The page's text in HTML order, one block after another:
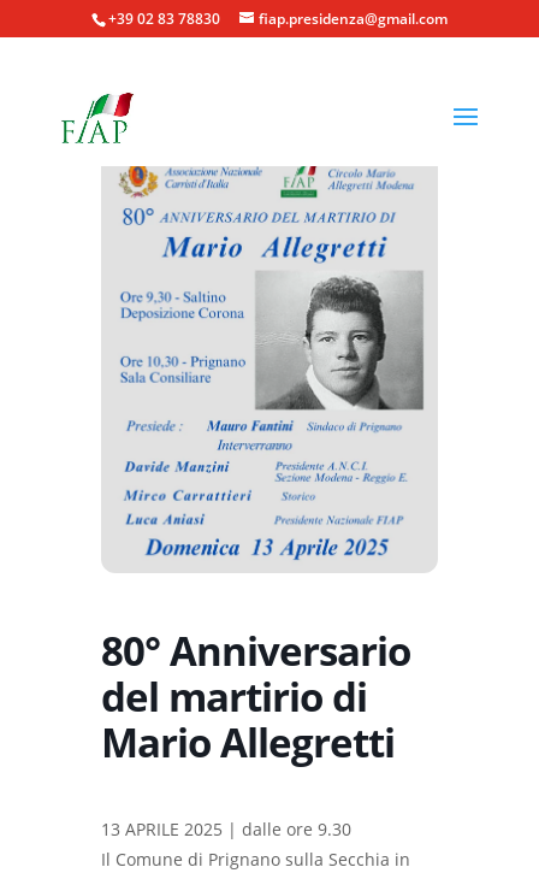
+39 02 83 78830 fiap.presidenza@gmail.com
80° Anniversario
del martirio di
Mario Allegretti
13 APRILE 2025 | dalle ore 9.30
Il Comune di Prignano sulla Secchia in